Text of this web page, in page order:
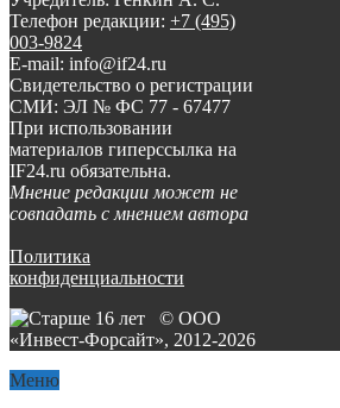
Телефон редакции: +7 (495)
003-9824
E-mail: info@if24.ru
Свидетельство о регистрации
СМИ: ЭЛ № ФС 77 - 67477
При использовании
материалов гиперссылка на
IF24.ru обязательна.
Мнение редакции может не
совпадать с мнением автора
Политика
конфиденциальности
© ООО
«Инвест-Форсайт», 2012-2026
Меню